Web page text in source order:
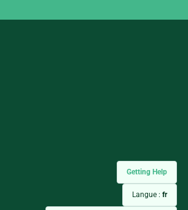
Getting Help
Langue : fr